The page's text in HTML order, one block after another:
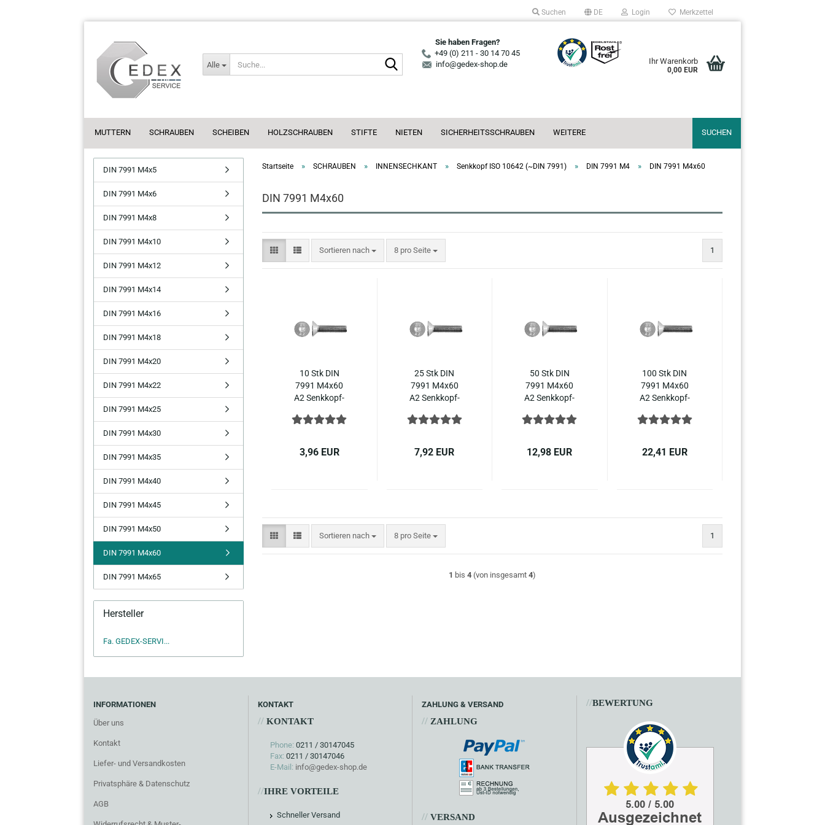
Suchen DE Login Merkzettel
Alle
Suche...
Sie haben Fragen?
+49 (0) 211 - 30 14 70 45
info@gedex-shop.de
Ihr Warenkorb
0,00 EUR
MUTTERN SCHRAUBEN SCHEIBEN HOLZSCHRAUBEN STIFTE NIETEN SICHERHEITSSCHRAUBEN SUCHEN
WEITERE
Startseite » SCHRAUBEN » INNENSECHKANT » Senkkopf ISO 10642 (~DIN 7991) » DIN 7991 M4 » DIN 7991 M4x60
DIN 7991 M4x60
Sortieren nach
Sortieren nach 8 pro Seite
pro Seite 1
10 Stk DIN
7991 M4x60
A2 Senk­kopf­
nen­sechs­kant
Edel­stahl
3,96 EUR
25 Stk DIN
7991 M4x60
A2 Senk­kopf­
nen­sechs­kant
Edel­stahl
7,92 EUR
50 Stk DIN
7991 M4x60
A2 Senk­kopf­
nen­sechs­kant
Edel­stahl
12,98 EUR
100 Stk DIN
7991 M4x60
A2 Senk­kopf­
nen­sechs­kant
Edel­stahl
22,41 EUR
Sortieren nach
Sortieren nach 8 pro Seite
pro Seite 1
1 bis 4 (von insgesamt 4)
DIN 7991 M4x5
DIN 7991 M4x6
DIN 7991 M4x8
DIN 7991 M4x10
DIN 7991 M4x12
DIN 7991 M4x14
DIN 7991 M4x16
DIN 7991 M4x18
DIN 7991 M4x20
DIN 7991 M4x22
DIN 7991 M4x25
DIN 7991 M4x30
DIN 7991 M4x35
DIN 7991 M4x40
DIN 7991 M4x45
DIN 7991 M4x50
DIN 7991 M4x60
DIN 7991 M4x65
Hersteller
Fa. GEDEX-SERVI...
INFORMATIONEN
Über uns
Kontakt
Liefer- und Versandkosten
Privatsphäre & Datenschutz
AGB
KONTAKT
//KONTAKT
Phone: 0211 / 30147045
Fax: 0211 / 30147046
E-Mail: info@gedex-shop.de
//IHRE VORTEILE
Schneller Versand
ZAHLUNG & VERSAND
// ZAHLUNG
// VERSAND
//BEWERTUNG